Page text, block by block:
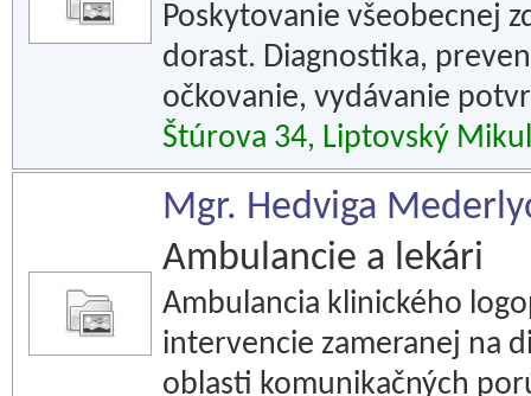
Poskytovanie všeobecnej
dorast. Diagnostika,
očkovanie, vydávanie
Štúrova 34, Liptovský
Mgr. Hedviga
Ambulancie a lekári
Ambulancia klinického
intervencie zameranej na
oblasti komunikačných